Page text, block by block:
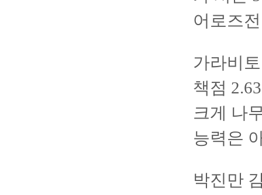
어로즈
가라비
책점
크게 나
능력은
박진만